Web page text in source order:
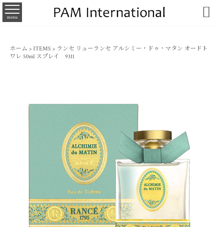
menu 
ホーム > ITEMS > ランセ リューランセ アルシミー・ドゥ・マタン オードト
ワレ 50ml スプレイ 9311